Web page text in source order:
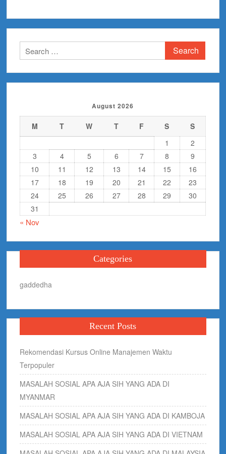
Search
for:
August 2026
M T W T F S
S
1
2
3
4 5 6 7 8
9
10
11 12 13 14 15
16
17
18 19 20 21 22
23
24
25 26 27 28 29
30
31
« Nov
Categories
gaddedha
Recent Posts
Rekomendasi Kursus Online Manajemen Waktu
Terpopuler
MASALAH SOSIAL APA AJA SIH YANG ADA DI
MYANMAR
MASALAH SOSIAL APA AJA SIH YANG ADA DI KAMBOJA
MASALAH SOSIAL APA AJA SIH YANG ADA DI VIETNAM